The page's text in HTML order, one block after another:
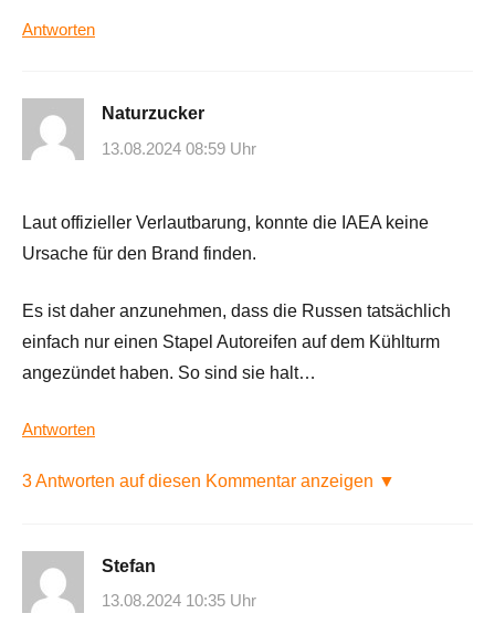
Antworten
Naturzucker
13.08.2024 08:59 Uhr
Laut offizieller Verlautbarung, konnte die IAEA keine
Ursache für den Brand finden.
Es ist daher anzunehmen, dass die Russen tatsächlich
einfach nur einen Stapel Autoreifen auf dem Kühlturm
angezündet haben. So sind sie halt…
Antworten
3 Antworten auf diesen Kommentar anzeigen ▼
Stefan
13.08.2024 10:35 Uhr